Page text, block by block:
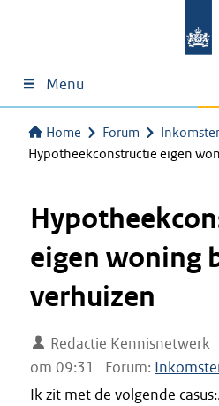
Menu
Home Forum
Hypotheekconstructie eigen
eigen woning
verhuizen
Redactie Kennisnetwerk
om 09:31
Forum:
Ik zit met de volgende